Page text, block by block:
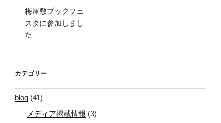
梅屋敷ブックフェ
スタに参加しまし
た
カテゴリー
blog (41)
メディア掲載情報 (3)